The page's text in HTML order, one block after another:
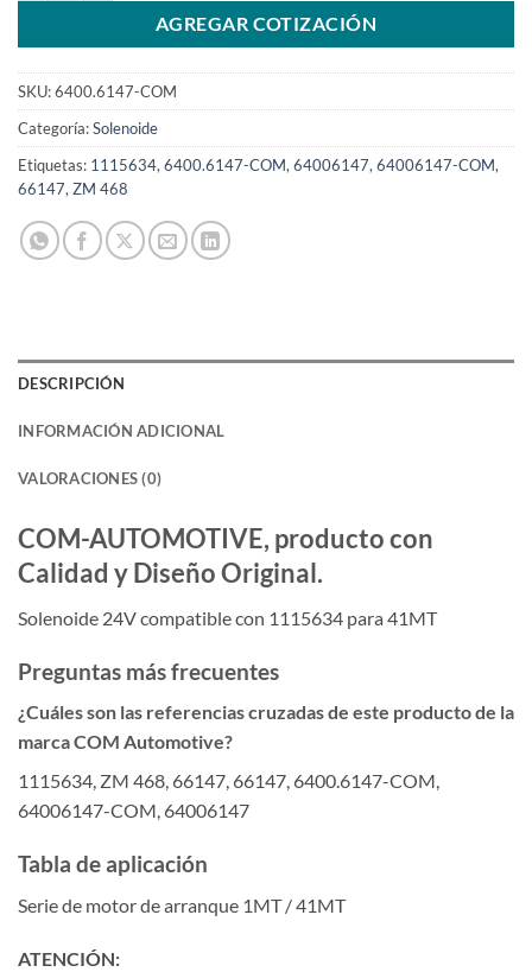
AGREGAR COTIZACIÓN
SKU:6400.6147-COM
Categoría:Solenoide
Etiquetas: 1115634, 6400.6147-COM, 64006147, 64006147-COM,
66147, ZM 468
DESCRIPCIÓN
INFORMACIÓN ADICIONAL
VALORACIONES (0)
COM-AUTOMOTIVE, producto con
Calidad y Diseño Original.
Solenoide 24V compatible con 1115634 para 41MT
Preguntas más frecuentes
¿Cuáles son las referencias cruzadas de este producto de la
marca COM Automotive?
1115634, ZM 468, 66147, 66147, 6400.6147-COM,
64006147-COM, 64006147
Tabla de aplicación
Serie de motor de arranque 1MT / 41MT
ATENCIÓN: